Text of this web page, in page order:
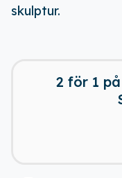
skulptur.
2 för 1
Få